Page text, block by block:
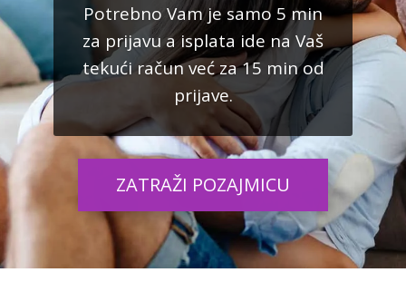
Potrebno Vam je samo 5 min
za prijavu a isplata ide na Vaš
tekući račun već za 15 min od
prijave.
ZATRAŽI POZAJMICU